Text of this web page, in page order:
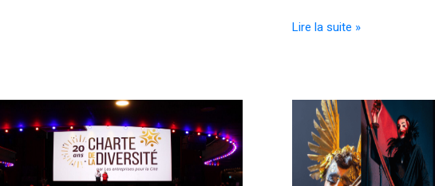
Lire la suite »
Concert
Soirée
Gala